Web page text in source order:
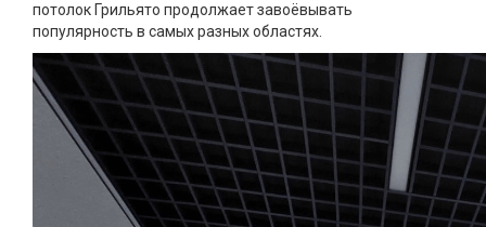
потолок Грильято продолжает завоёвывать
популярность в самых разных областях.